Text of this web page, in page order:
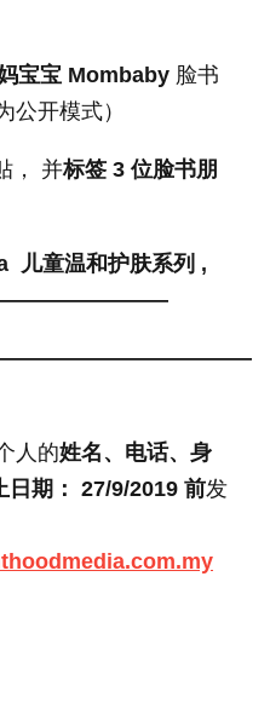
宝宝 Mombaby 脸书
公开模式）
， 并标签 3 位脸书朋
儿童温和护肤系列 ,
人的姓名、电话、身
日期： 27/9/2019 前发